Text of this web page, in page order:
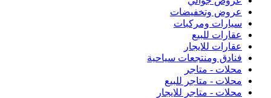
عروض وتخفيضات
سيارات ومركبات
عقارات للبيع
عقارات للايجار
فنادق ومنتجعات سياحية
محلات - متاجر
محلات - متاجر للبيع
محلات - متاجر للايجار